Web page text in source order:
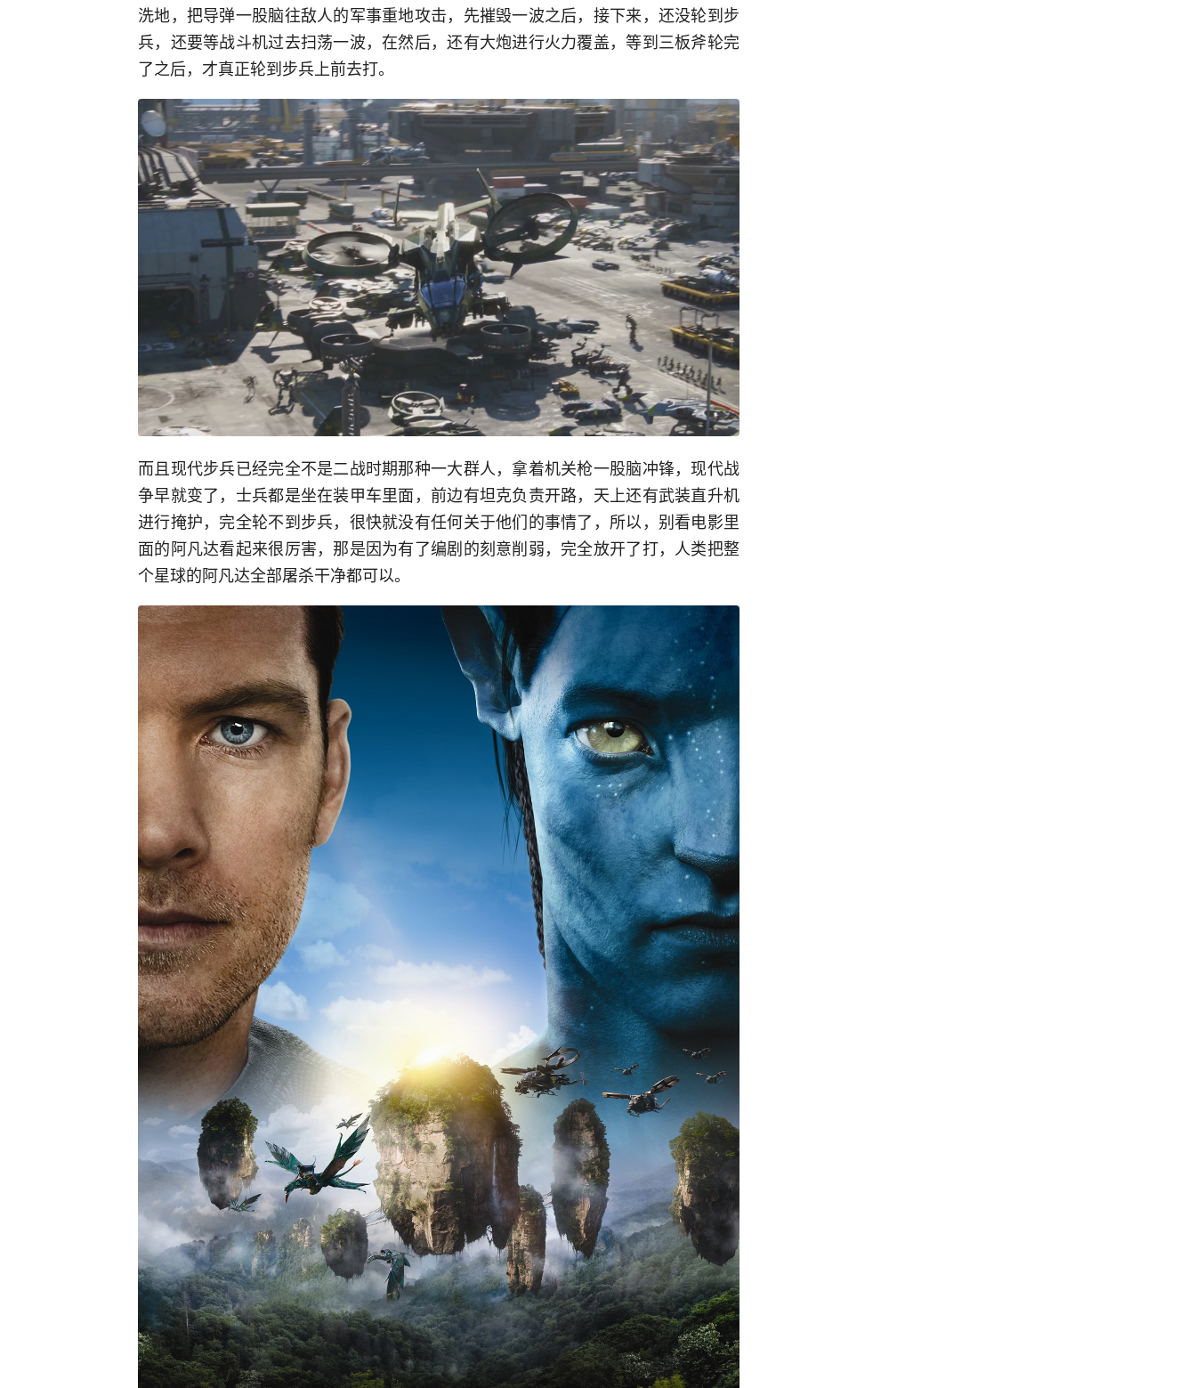
洗地，把导弹一股脑往敌人的军事重地攻击，先摧毁一波之后，接下来，还没轮到步
兵，还要等战斗机过去扫荡一波，在然后，还有大炮进行火力覆盖，等到三板斧轮完
了之后，才真正轮到步兵上前去打。
而且现代步兵已经完全不是二战时期那种一大群人，拿着机关枪一股脑冲锋，现代战
争早就变了，士兵都是坐在装甲车里面，前边有坦克负责开路，天上还有武装直升机
进行掩护，完全轮不到步兵，很快就没有任何关于他们的事情了，所以，别看电影里
面的阿凡达看起来很厉害，那是因为有了编剧的刻意削弱，完全放开了打，人类把整
个星球的阿凡达全部屠杀干净都可以。